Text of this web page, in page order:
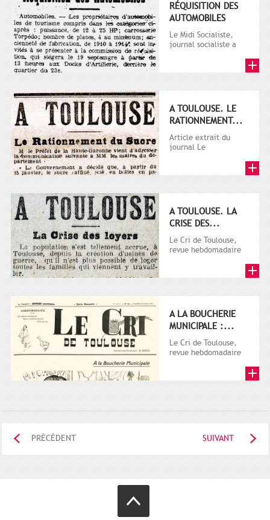
RÉQUISITION DES
AUTOMOBILES
Le Midi Socialiste,
journal socialiste a
A TOULOUSE. LE
RATIONNEMENT...
Article extrait du
journal Le
A TOULOUSE. LA
CRISE DES...
Le Cri de Toulouse,
revue hebdomadaire
A LA BOUCHERIE
MUNICIPALE :...
Le Cri de Toulouse,
revue hebdomadaire
PRÉCÉDENT SUIVANT